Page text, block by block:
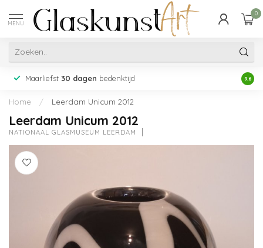
MENU
0
Maarliefst 30 dagen bedenktijd 9.6
Home / Leerdam Unicum 2012
Leerdam Unicum 2012
NATIONAAL GLASMUSEUM LEERDAM